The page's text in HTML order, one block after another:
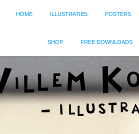
HOME ILLUSTRATIES POSTERS
SHOP FREE DOWNLOADS